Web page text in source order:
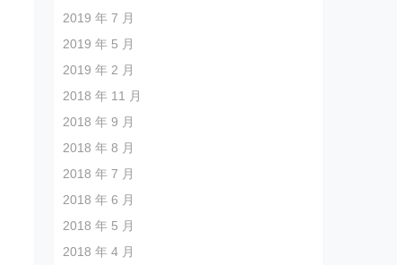
2019 年 7 月
2019 年 5 月
2019 年 2 月
2018 年 11 月
2018 年 9 月
2018 年 8 月
2018 年 7 月
2018 年 6 月
2018 年 5 月
2018 年 4 月